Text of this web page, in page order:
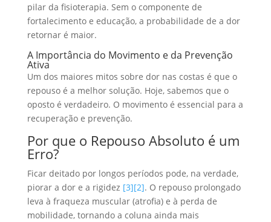
pilar da fisioterapia. Sem o componente de
fortalecimento e educação, a probabilidade de a dor
retornar é maior.
A Importância do Movimento e da Prevenção
Ativa
Um dos maiores mitos sobre dor nas costas é que o
repouso é a melhor solução. Hoje, sabemos que o
oposto é verdadeiro. O movimento é essencial para a
recuperação e prevenção.
Por que o Repouso Absoluto é um
Erro?
Ficar deitado por longos períodos pode, na verdade,
piorar a dor e a rigidez [3][2]. O repouso prolongado
leva à fraqueza muscular (atrofia) e à perda de
mobilidade, tornando a coluna ainda mais